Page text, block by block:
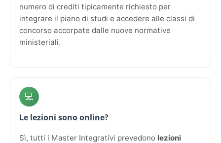
numero di crediti tipicamente richiesto per
integrare il piano di studi e accedere alle classi di
concorso accorpate dalle nuove normative
ministeriali.
💻
Le lezioni sono online?
Sì, tutti i Master Integrativi prevedono lezioni